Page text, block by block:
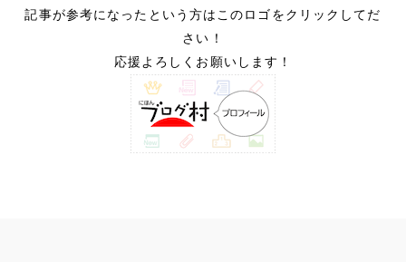
記事が参考になったという方はこのロゴをクリックしてだ
さい！
応援よろしくお願いします！